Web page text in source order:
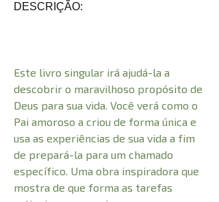
DESCRIÇÃO:
Este livro singular irá ajudá-la a
descobrir o maravilhoso propósito de
Deus para sua vida. Você verá como o
Pai amoroso a criou de forma única e
usa as experiências de sua vida a fim
de prepará-la para um chamado
específico. Uma obra inspiradora que
mostra de que forma as tarefas